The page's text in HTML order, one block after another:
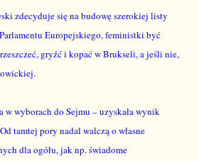
zdecyduje się na budowę szerokiej listy
Europejskiego, feministki być
gryźć i kopać w Brukseli, a jeśli nie,
w wyborach do Sejmu – uzyskała wynik
tamtej pory nadal walczą o własne
dla ogółu, jak np. świadome